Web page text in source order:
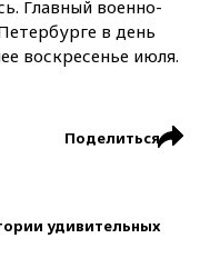
Главный военно-
в день
воскресенье июля.
Поделиться
удивительных